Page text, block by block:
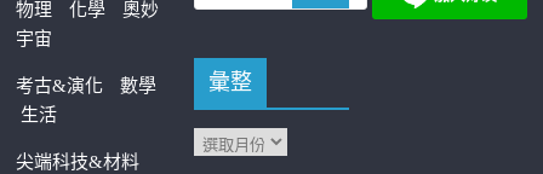
物理 化學
奧妙
宇宙
考古&演化
數學
生活
尖端科技&材料
彙整